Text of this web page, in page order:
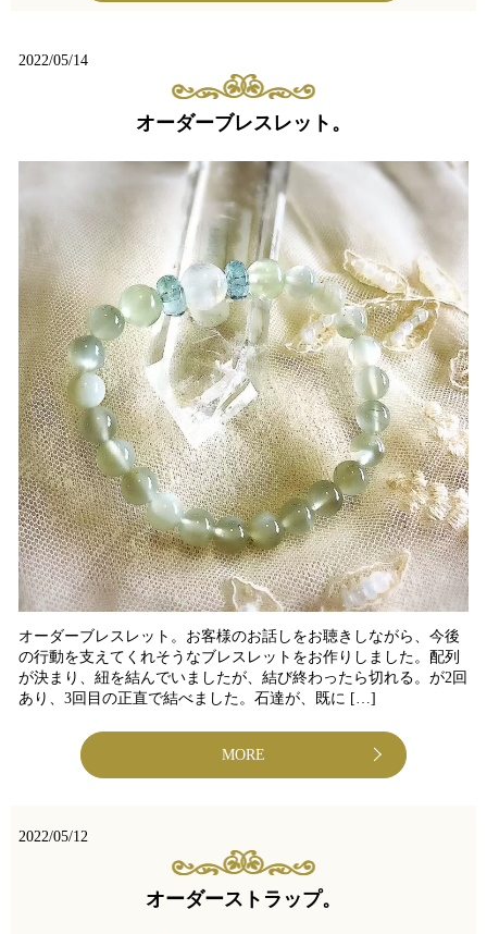
2022/05/14
オーダーブレスレット。
オーダーブレスレット。お客様のお話しをお聴きしながら、今後
の行動を支えてくれそうなブレスレットをお作りしました。配列
が決まり、紐を結んでいましたが、結び終わったら切れる。が2回
あり、3回目の正直で結べました。石達が、既に […]
MORE
2022/05/12
オーダーストラップ。